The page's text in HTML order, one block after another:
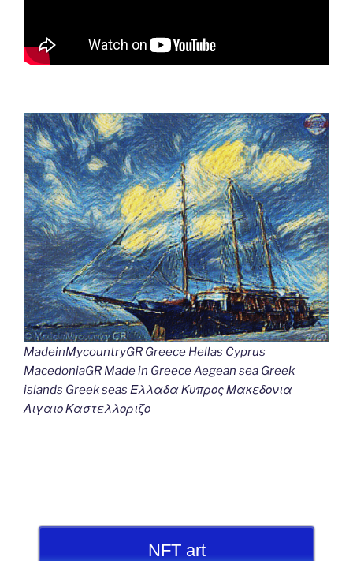
MadeinMycountryGR Greece Hellas Cyprus
MacedoniaGR Made in Greece Aegean sea Greek
islands Greek seas Ελλαδα Κυπρος Μακεδονια
Αιγαιο Καστελλοριζο
NFT art